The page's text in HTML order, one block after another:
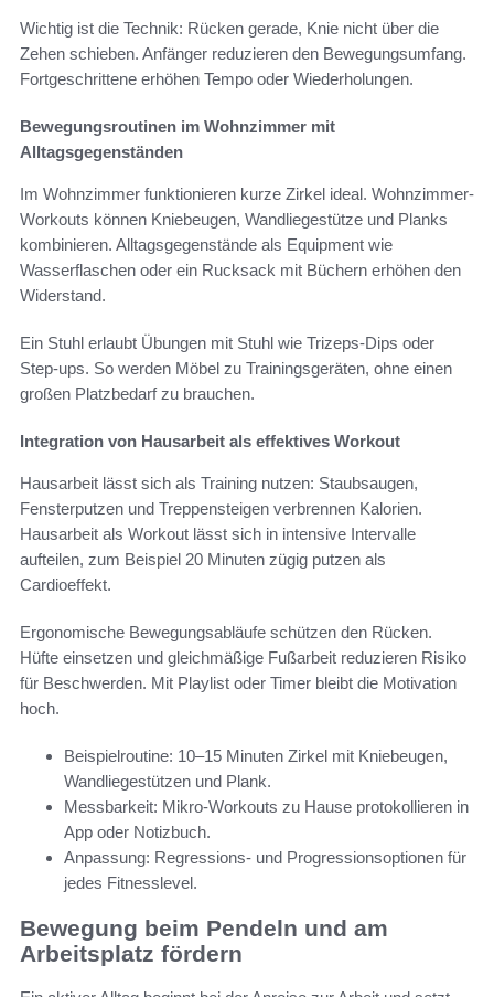
Wichtig ist die Technik: Rücken gerade, Knie nicht über die
Zehen schieben. Anfänger reduzieren den Bewegungsumfang.
Fortgeschrittene erhöhen Tempo oder Wiederholungen.
Bewegungsroutinen im Wohnzimmer mit
Alltagsgegenständen
Im Wohnzimmer funktionieren kurze Zirkel ideal. Wohnzimmer-
Workouts können Kniebeugen, Wandliegestütze und Planks
kombinieren. Alltagsgegenstände als Equipment wie
Wasserflaschen oder ein Rucksack mit Büchern erhöhen den
Widerstand.
Ein Stuhl erlaubt Übungen mit Stuhl wie Trizeps-Dips oder
Step-ups. So werden Möbel zu Trainingsgeräten, ohne einen
großen Platzbedarf zu brauchen.
Integration von Hausarbeit als effektives Workout
Hausarbeit lässt sich als Training nutzen: Staubsaugen,
Fensterputzen und Treppensteigen verbrennen Kalorien.
Hausarbeit als Workout lässt sich in intensive Intervalle
aufteilen, zum Beispiel 20 Minuten zügig putzen als
Cardioeffekt.
Ergonomische Bewegungsabläufe schützen den Rücken.
Hüfte einsetzen und gleichmäßige Fußarbeit reduzieren Risiko
für Beschwerden. Mit Playlist oder Timer bleibt die Motivation
hoch.
Beispielroutine: 10–15 Minuten Zirkel mit Kniebeugen,
Wandliegestützen und Plank.
Messbarkeit: Mikro-Workouts zu Hause protokollieren in
App oder Notizbuch.
Anpassung: Regressions- und Progressionsoptionen für
jedes Fitnesslevel.
Bewegung beim Pendeln und am
Arbeitsplatz fördern